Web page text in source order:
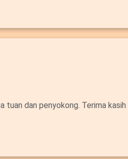
tuan dan penyokong. Terima kasih